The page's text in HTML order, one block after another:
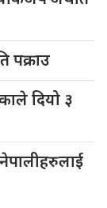
पक्राउ
दियो ३